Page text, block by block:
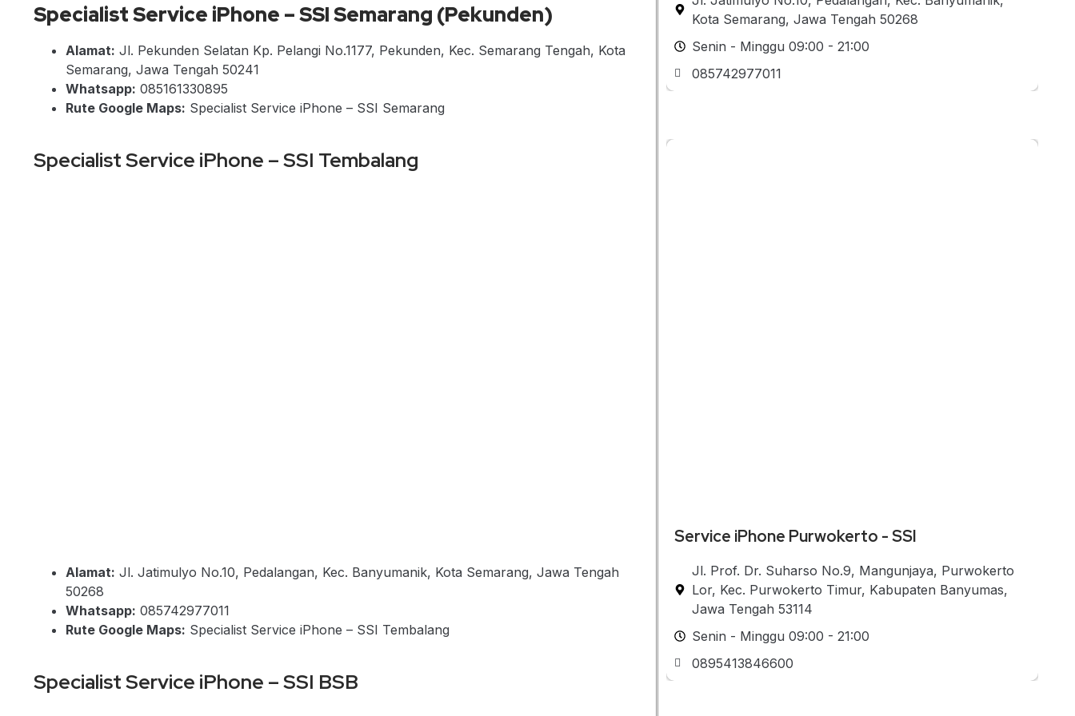
Specialist Service iPhone – SSI Semarang (Pekunden)
Alamat: Jl. Pekunden Selatan Kp. Pelangi No.1177, Pekunden, Kec. Semarang Tengah, Kota
Semarang, Jawa Tengah 50241
Whatsapp: 085161330895
Rute Google Maps: Specialist Service iPhone – SSI Semarang
Specialist Service iPhone – SSI Tembalang
Alamat: Jl. Jatimulyo No.10, Pedalangan, Kec. Banyumanik, Kota Semarang, Jawa Tengah
50268
Whatsapp: 085742977011
Rute Google Maps: Specialist Service iPhone – SSI Tembalang
Specialist Service iPhone – SSI BSB
Kota Semarang, Jawa Tengah 50268
Senin - Minggu 09:00 - 21:00
085742977011
Service iPhone Purwokerto - SSI
Jl. Prof. Dr. Suharso No.9, Mangunjaya, Purwokerto
Lor, Kec. Purwokerto Timur, Kabupaten Banyumas,
Jawa Tengah 53114
Senin - Minggu 09:00 - 21:00
0895413846600